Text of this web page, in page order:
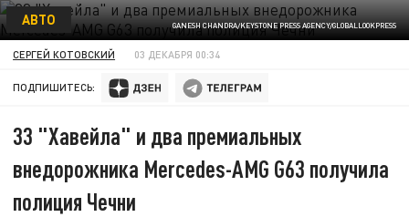
GANESH CHANDRA/KEYSTONE PRESS AGENCY/GLOBALLOOKPRESS
АВТО
СЕРГЕЙ КОТОВСКИЙ 03 ДЕКАБРЯ 00:34
ПОДПИШИТЕСЬ:
33 "Хавейла" и два премиальных
внедорожника Mercedes-AMG G63 получила
полиция Чечни